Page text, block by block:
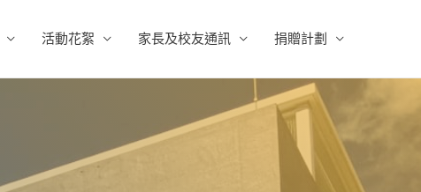
活動花絮 家長及校友通訊 捐贈計劃